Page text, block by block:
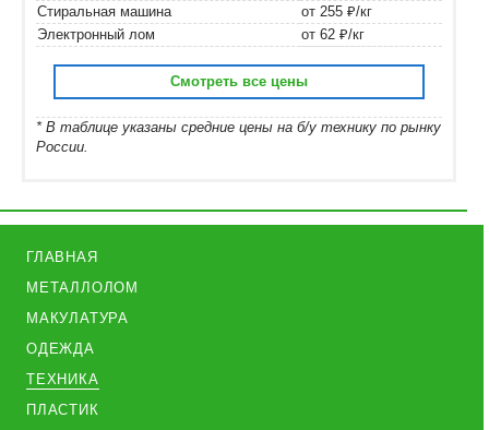
Стиральная машина
от 255 ₽/кг
Электронный лом
от 62 ₽/кг
Смотреть все цены
* В таблице указаны средние цены на б/у технику по рынку
России.
ГЛАВНАЯ
МЕТАЛЛОЛОМ
МАКУЛАТУРА
ОДЕЖДА
ТЕХНИКА
ПЛАСТИК